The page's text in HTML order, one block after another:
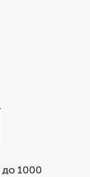
до 1000